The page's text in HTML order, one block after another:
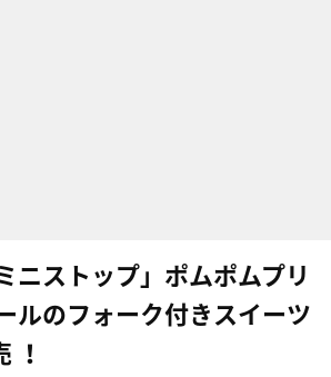
ニストップ」ポムポムプリ
ルのフォーク付きスイーツ
！